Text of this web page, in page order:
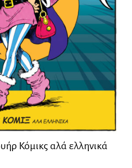
Κόμικς αλά ελληνικά